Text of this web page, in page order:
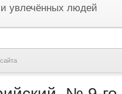
и увлечённых людей